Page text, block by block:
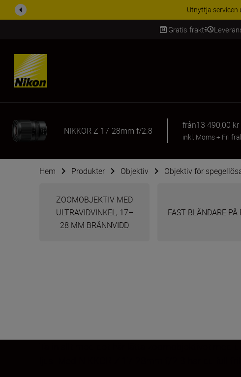
RABATT PÅ
Gratis frakt
SKIP
NIKKOR Z 17-28mm f/2.8
från13 490,00 kr
inkl. Moms+ Fri
Hem Produkter Objektiv Objektiv för
ZOOMOBJEKTIV MED
ULTRAVIDVINKEL, 17–
28 MM BRÄNNVIDD
FAST BLÄNDARE PÅ